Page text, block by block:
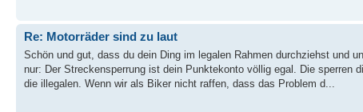
Re: Motorräder sind zu laut
Schön und gut, dass du dein Ding im legalen Rahmen durchziehst und
nur: Der Streckensperrung ist dein Punktekonto völlig egal. Die sperren
die illegalen. Wenn wir als Biker nicht raffen, dass das Problem d...